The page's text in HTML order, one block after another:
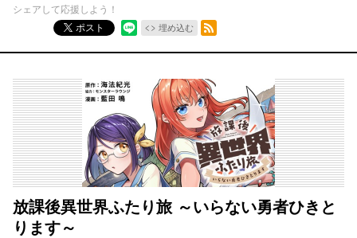
シェアして応援しよう！
ポスト
埋め込む
RSSフィード
放課後異世界ふたり旅 ～いらない勇者ひきと
ります～